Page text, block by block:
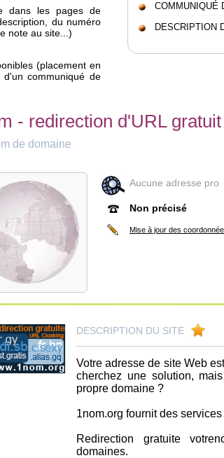
dans les pages de
du numéro
note au site...)
(placement en
communiqué de
COMMUNIQUÉ
DESCRIPTION
- redirection d'URL gratuit
de domaine
Aucune adresse pro
Non précisé
Mise à jour des
DESCRIPTION DU SITE
Votre adresse de site Web
cherchez une solution,
propre domaine ?
1nom.org fournit des
Redirection gratuite
domaines.